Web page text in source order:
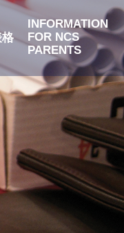
INFORMATION
FOR NCS
PARENTS